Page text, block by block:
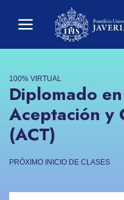
100% VIRTUAL
Diplomado
Aceptación y
(ACT)
PRÓXIMO INICIO DE CLASES